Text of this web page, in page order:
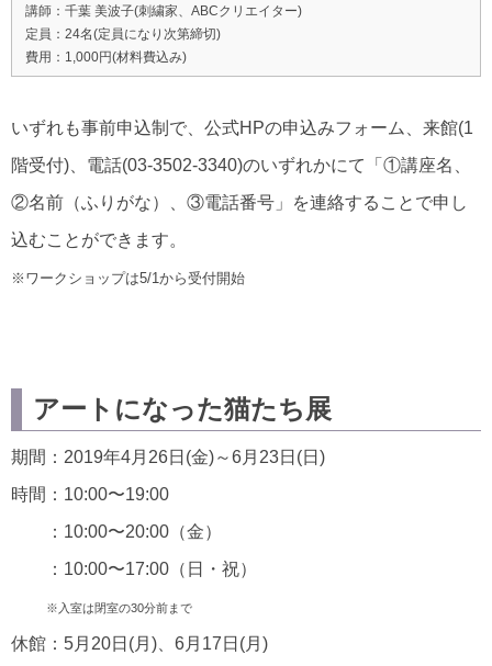
講師：千葉 美波子(刺繍家、ABCクリエイター)
定員：24名(定員になり次第締切)
費用：1,000円(材料費込み)
いずれも事前申込制で、公式HPの申込みフォーム、来館(1
階受付)、電話(03-3502-3340)のいずれかにて「①講座名、
②名前（ふりがな）、③電話番号」を連絡することで申し
込むことができます。
※ワークショップは5/1から受付開始
アートになった猫たち展
期間：2019年4月26日(金)～6月23日(日)
時間：10:00〜19:00
：10:00〜20:00（金）
：10:00〜17:00（日・祝）
※入室は閉室の30分前まで
休館：5月20日(月)、6月17日(月)